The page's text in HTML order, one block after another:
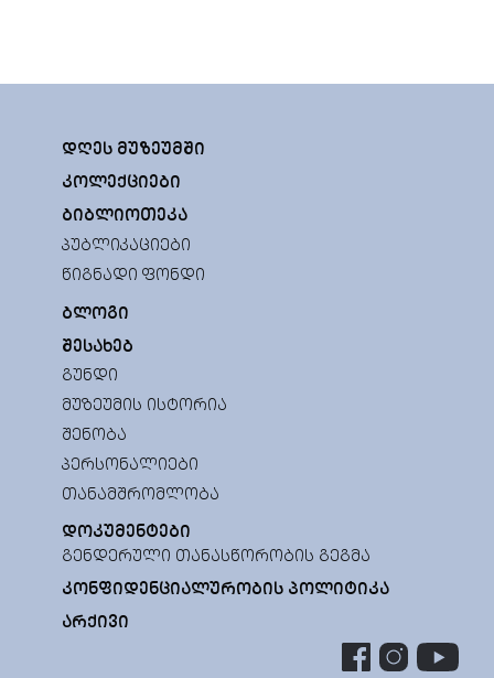
ᲓᲦᲔᲡ ᲛᲣᲖᲔᲣᲛᲨᲘ
ᲙᲝᲚᲔᲥᲪᲘᲔᲑᲘ
ᲑᲘᲑᲚᲘᲝᲗᲔᲙᲐ
ᲞᲣᲑᲚᲘᲙᲐᲪᲘᲔᲑᲘ
ᲬᲘᲒᲜᲐᲓᲘ ᲤᲝᲜᲓᲘ
ᲑᲚᲝᲒᲘ
ᲨᲔᲡᲐᲮᲔᲑ
ᲒᲣᲜᲓᲘ
ᲛᲣᲖᲔᲣᲛᲘᲡ ᲘᲡᲢᲝᲠᲘᲐ
ᲨᲔᲜᲝᲑᲐ
ᲞᲔᲠᲡᲝᲜᲐᲚᲘᲔᲑᲘ
ᲗᲐᲜᲐᲛᲨᲠᲝᲛᲚᲝᲑᲐ
ᲓᲝᲙᲣᲛᲔᲜᲢᲔᲑᲘ
ᲒᲔᲜᲓᲔᲠᲣᲚᲘ ᲗᲐᲜᲐᲡᲬᲝᲠᲝᲑᲘᲡ ᲒᲔᲒᲛᲐ
ᲙᲝᲜᲤᲘᲓᲔᲜᲪᲘᲐᲚᲣᲠᲝᲑᲘᲡ ᲞᲝᲚᲘᲢᲘᲙᲐ
ᲐᲠᲥᲘᲕᲘ